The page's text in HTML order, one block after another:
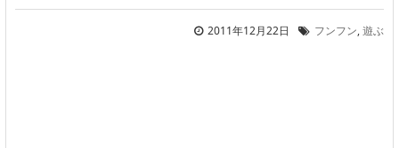
2011年12月22日 フンフン,遊ぶ